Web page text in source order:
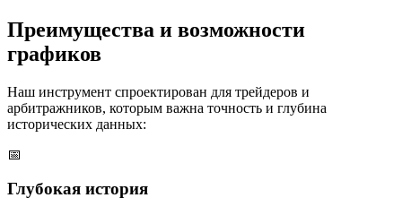
Преимущества и возможности
графиков
Наш инструмент спроектирован для трейдеров и
арбитражников, которым важна точность и глубина
исторических данных:
📅
Глубокая история